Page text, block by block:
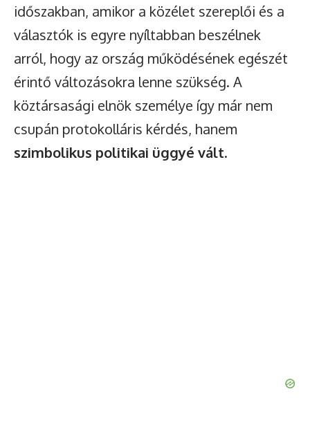
időszakban, amikor a közélet szereplői és a
választók is egyre nyíltabban beszélnek
arról, hogy az ország működésének egészét
érintő változásokra lenne szükség. A
köztársasági elnök személye így már nem
csupán protokolláris kérdés, hanem
szimbolikus politikai üggyé vált.